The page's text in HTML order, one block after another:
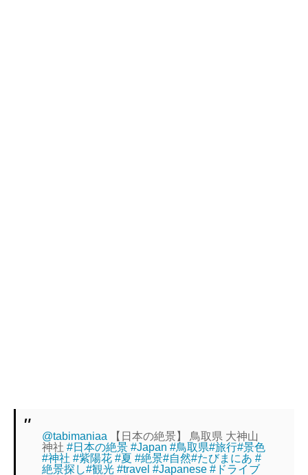
@tabimaniaa 【日本の絶景】 鳥取県 大神山
神社#日本の絶景 #Japan #鳥取県#旅行#景色
#神社 #紫陽花 #夏 #絶景#自然#たびまにあ #
絶景探し#観光 #travel #Japanese #ドライブ